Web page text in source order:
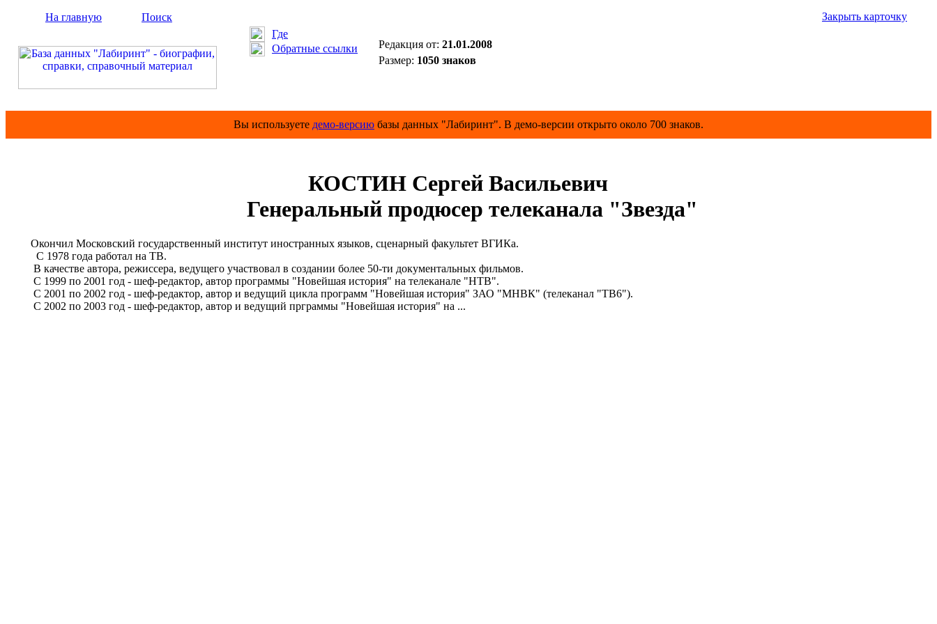
На главную
Поиск
Где
Обратные ссылки
Закрыть карточку
Редакция от: 21.01.2008
Размер: 1050 знаков
Вы используете демо-версию базы данных "Лабиринт". В демо-версии открыто около 700 знаков.
КОСТИН Сергей Васильевич
Генеральный продюсер телеканала "Звезда"
Окончил Московский государственный институт иностранных языков, сценарный факультет ВГИКа.
С 1978 года работал на ТВ.
В качестве автора, режиссера, ведущего участвовал в создании более 50-ти документальных фильмов.
С 1999 по 2001 год - шеф-редактор, автор программы "Новейшая история" на телеканале "НТВ".
С 2001 по 2002 год - шеф-редактор, автор и ведущий цикла программ "Новейшая история" ЗАО "МНВК" (телеканал "ТВ6").
С 2002 по 2003 год - шеф-редактор, автор и ведущий прграммы "Новейшая история" на ...